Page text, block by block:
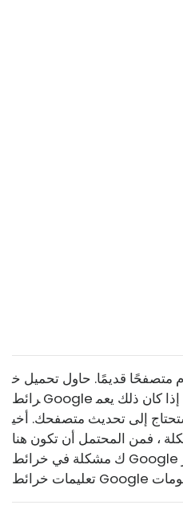
متصفحًا قديمًا. حاول تحميل خ
رائط Google في متصفح مختلف ومعرفة ما إذا كان ذلك يعم
إلى تحديث متصفحك. أخي
، فمن المحتمل أن تكون هنا
ك مشكلة في خرائط Google نفسها. حاول التحقق من مركز